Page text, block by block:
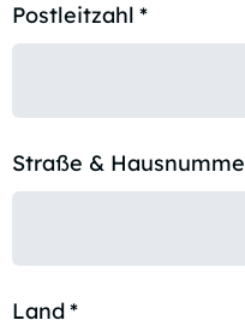
Postleitzahl *
Straße &
Land*